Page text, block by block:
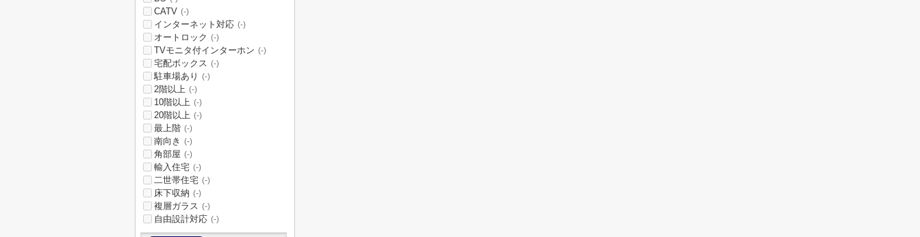
CATV (-)
インターネット対応 (-)
オートロック (-)
TVモニタ付インターホン (-)
宅配ボックス (-)
駐車場あり (-)
2階以上 (-)
10階以上 (-)
20階以上 (-)
最上階 (-)
南向き (-)
角部屋 (-)
輸入住宅 (-)
二世帯住宅 (-)
床下収納 (-)
複層ガラス (-)
自由設計対応 (-)